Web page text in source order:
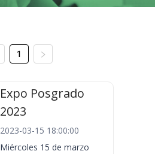
1
Expo Posgrado
2023
2023-03-15 18:00:00
Miércoles 15 de marzo